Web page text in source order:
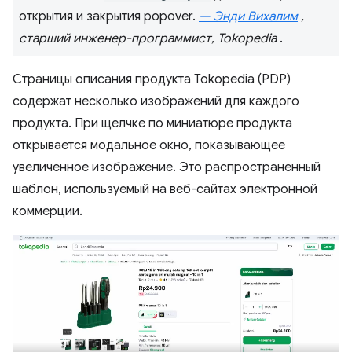
открытия и закрытия popover. — Энди Вихалим,
старший инженер-программист, Tokopedia.
Страницы описания продукта Tokopedia (PDP)
содержат несколько изображений для каждого
продукта. При щелчке по миниатюре продукта
открывается модальное окно, показывающее
увеличенное изображение. Это распространенный
шаблон, используемый на веб-сайтах электронной
коммерции.